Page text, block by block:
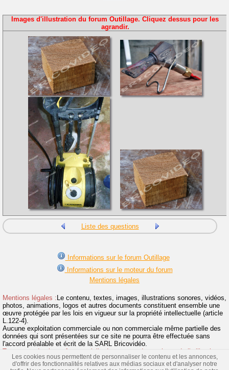
Images d'illustration du forum Outillage. Cliquez dessus pour les
agrandir.
Liste des questions
Informations sur le forum Outillage
Informations sur le moteur du forum
Mentions légales
Mentions légales :Le contenu, textes, images, illustrations sonores, vidéos,
photos, animations, logos et autres documents constituent ensemble une
œuvre protégée par les lois en vigueur sur la propriété intellectuelle (article
L.122-4).
Aucune exploitation commerciale ou non commerciale même partielle des
données qui sont présentées sur ce site ne pourra être effectuée sans
l'accord préalable et écrit de la SARL Bricovidéo.
Toute reproduction même partielle du contenu de ce site et de l'utilisation
de la marque Bricovidéo sans autorisation sont interdites et donneront suite
à des poursuites.>> Lire la suite
Les cookies nous permettent de personnaliser le contenu et les annonces,
d'offrir des fonctionnalités relatives aux médias sociaux et d'analyser notre